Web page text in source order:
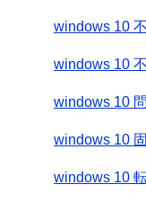
windows 10
windows 10
windows 10
windows 10
windows 10